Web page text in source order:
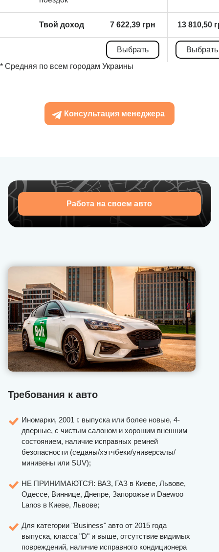
Твой доход 7 622,39 грн 13 810,50
Выбрать
Выбрать
* Средняя по всем городам Украины
Консультация менеджера
Работа на своем авто
Требования к авто
Иномарки, 2001 г. выпуска или более новые, 4-
дверные, с чистым салоном и хорошим внешним
состоянием, наличие исправных ремней
безопасности (седаны/хэтчбеки/универсалы/
минивены или SUV);
НЕ ПРИНИМАЮТСЯ: ВАЗ, ГАЗ в Киеве, Львове,
Одессе, Виннице, Днепре, Запорожье и Daewoo
Lanos в Киеве, Львове;
Для категории "Business" авто от 2015 года
выпуска, класса "D" и выше, отсутствие видимых
повреждений, наличие исправного кондиционера